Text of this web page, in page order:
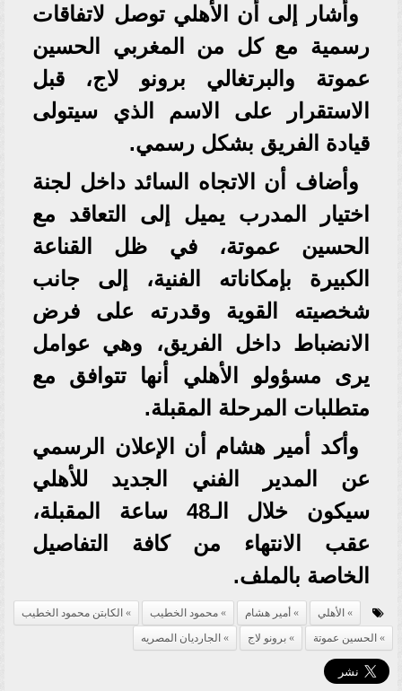
وأشار إلى أن الأهلي توصل لاتفاقات
رسمية مع كل من المغربي الحسين
عموتة والبرتغالي برونو لاج، قبل
الاستقرار على الاسم الذي سيتولى
قيادة الفريق بشكل رسمي.
وأضاف أن الاتجاه السائد داخل لجنة
اختيار المدرب يميل إلى التعاقد مع
الحسين عموتة، في ظل القناعة
الكبيرة بإمكاناته الفنية، إلى جانب
شخصيته القوية وقدرته على فرض
الانضباط داخل الفريق، وهي عوامل
يرى مسؤولو الأهلي أنها تتوافق مع
متطلبات المرحلة المقبلة.
وأكد أمير هشام أن الإعلان الرسمي
عن المدير الفني الجديد للأهلي
سيكون خلال الـ48 ساعة المقبلة،
عقب الانتهاء من كافة التفاصيل
الخاصة بالملف.
الأهلي أمير هشام محمود الخطيب
الكابتن محمود الخطيب
الحسين عموتة
برونو لاج الجارديان المصريه